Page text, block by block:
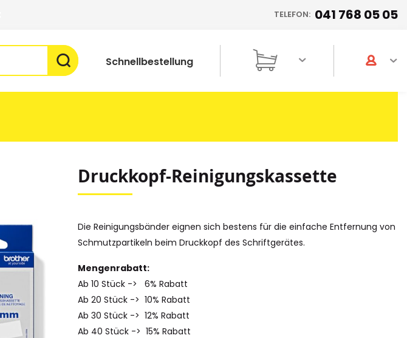
TELEFON: 041 768 05 05
Schnellbestellung
Druckkopf-Reinigungskassette
Die Reinigungsbänder eignen sich bestens für die einfache Entfernung von
Schmutzpartikeln beim Druckkopf des Schriftgerätes.
Mengenrabatt:
Ab 10 Stück -> 6% Rabatt
Ab 20 Stück -> 10% Rabatt
Ab 30 Stück -> 12% Rabatt
Ab 40 Stück -> 15% Rabatt